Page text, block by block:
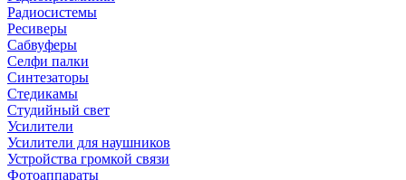
Радиосистемы
Ресиверы
Сабвуферы
Селфи палки
Синтезаторы
Стедикамы
Студийный свет
Усилители
Усилители для наушников
Устройства громкой связи
Фотоаппараты